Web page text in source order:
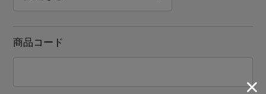
商品コード